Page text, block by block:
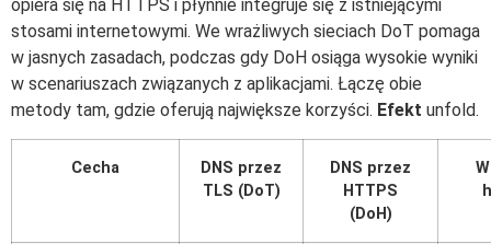
opiera się na HTTPS i płynnie integruje się z istniejącymi
stosami internetowymi. We wrażliwych sieciach DoT pomaga
w jasnych zasadach, podczas gdy DoH osiąga wysokie wyniki
w scenariuszach związanych z aplikacjami. Łączę obie
metody tam, gdzie oferują największe korzyści. Efekt unfold.
Cecha
DNS przez
TLS (DoT)
DNS przez
HTTPS
(DoH)